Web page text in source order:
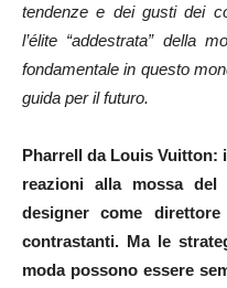
tendenze e dei gusti dei
l’élite “addestrata” della
fondamentale in questo
guida per il futuro.
Pharrell da Louis Vuitton:
reazioni alla mossa
designer come
contrastanti. Ma le
moda possono essere